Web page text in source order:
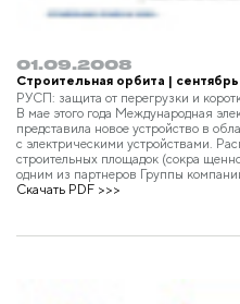
01.09.2008
Строительная орбита |
РУСП: защита от перегрузки и
В мае этого года Международная
представила новое устройство в
с электрическими устройствами.
строительных площадок (сокра
одним из партнеров Группы
Скачать PDF >>>